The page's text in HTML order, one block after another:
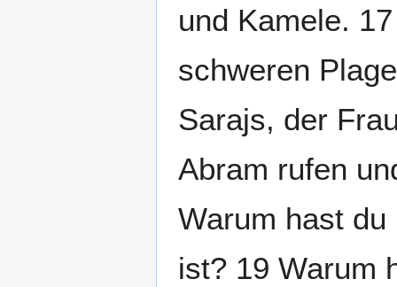
und Kamele.
schweren
Sarajs, der
Abram rufen
Warum hast
ist? 19 Warum